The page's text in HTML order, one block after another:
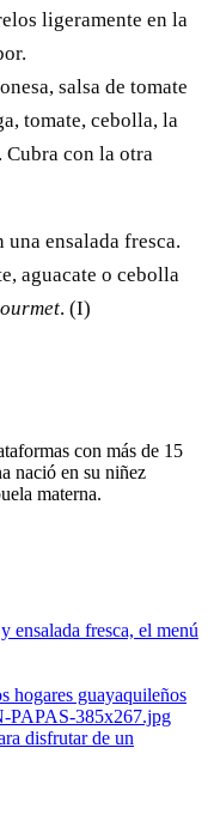
ligeramente en la
salsa de tomate
tomate, cebolla, la
Cubra con la otra
ensalada fresca.
aguacate o cebolla
. (I)
con más de 15
nació en su niñez
materna.
ensalada fresca, el menú
hogares guayaquileños
disfrutar de un